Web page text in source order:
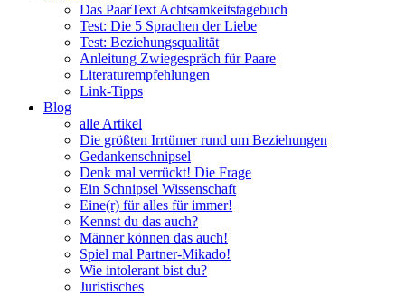
Das PaarText Achtsamkeitstagebuch
Test: Die 5 Sprachen der Liebe
Test: Beziehungsqualität
Anleitung Zwiegespräch für Paare
Literaturempfehlungen
Link-Tipps
Blog
alle Artikel
Die größten Irrtümer rund um Beziehungen
Gedankenschnipsel
Denk mal verrückt! Die Frage
Ein Schnipsel Wissenschaft
Eine(r) für alles für immer!
Kennst du das auch?
Männer können das auch!
Spiel mal Partner-Mikado!
Wie intolerant bist du?
Juristisches